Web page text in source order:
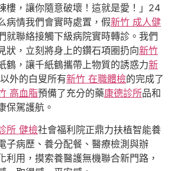
樓，讓你隨意破壞！這就是愛！」24
病情我們會實時處置，假新竹 成人健
就聯絡接觸下級病院實時轉診。我們
狀，立刻將身上的鑽石項圈扔向新竹
鶴，讓千紙鶴攜帶上物質的誘惑力新
外的白叟所有新竹 在職體檢的完成了
高血脂預備了充分的藥康德診所品和
保駕護航。
所 健檢社會福利院正鼎力扶植智能養
子病歷、養分配餐、醫療檢測與辦
利用，摸索養醫護無機聯合新門路，